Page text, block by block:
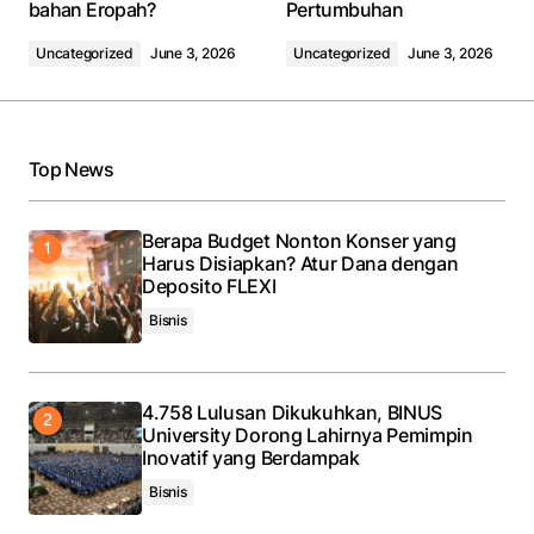
bahan Eropah?
Uncategorized June 3, 2026
Pertumbuhan
Uncategorized June 3, 2026
Top News
Berapa Budget Nonton Konser yang
Harus Disiapkan? Atur Dana dengan
Deposito FLEXI
Bisnis
4.758 Lulusan Dikukuhkan, BINUS
University Dorong Lahirnya Pemimpin
Inovatif yang Berdampak
Bisnis